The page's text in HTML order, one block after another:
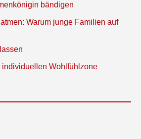
bändigen
Warum junge Familien auf
individuellen Wohlfühlzone